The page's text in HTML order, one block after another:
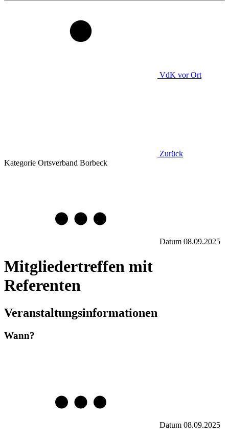
VdK vor Ort
Zurück
Kategorie Ortsverband Borbeck
Datum 08.09.2025
Mitgliedertreffen mit
Referenten
Veranstaltungsinformationen
Wann?
Datum 08.09.2025